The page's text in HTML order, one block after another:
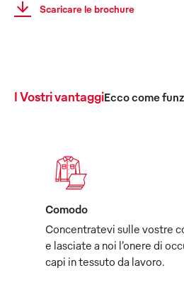
Scaricare le brochure
I Vostri vantaggiEcco come
Comodo
Concentratevi sulle vostre
e lasciate a noi l’onere di
capi in tessuto da lavoro.